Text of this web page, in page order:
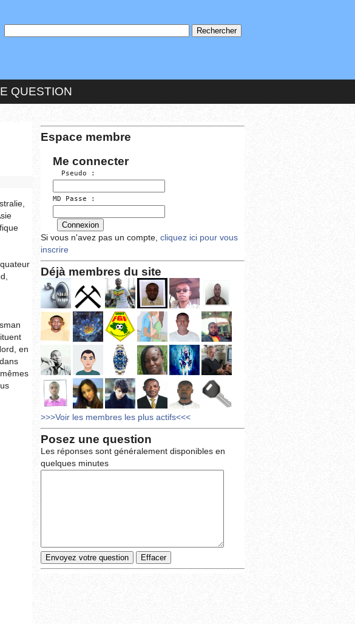
QUESTION
en
Espace membre
Me connecter
  Pseudo :
MD Passe :
Si vous n'avez pas un compte, cliquez ici pour vous
inscrire
Déjà membres du site
>>>Voir les membres les plus actifs<<<
Posez une question
Les réponses sont généralement disponibles en
quelques minutes